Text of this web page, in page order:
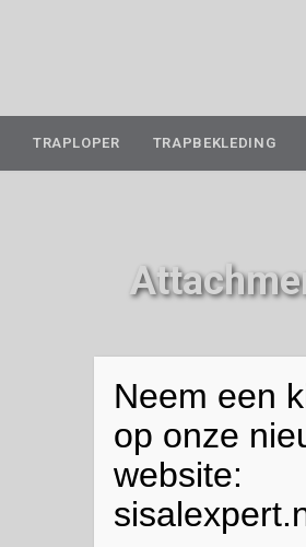
to
content
TRAPLOPER TRAPBEKLEDING
Neem een
op onze
website: